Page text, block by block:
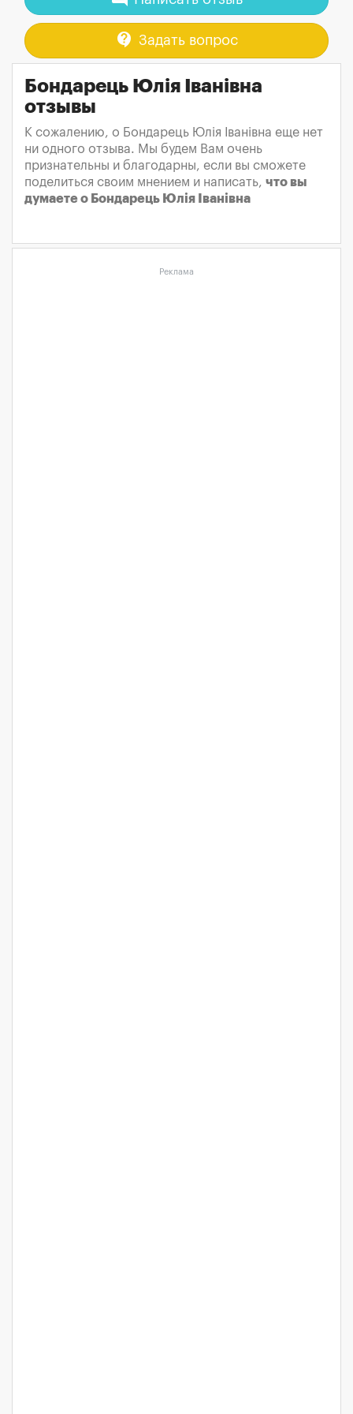
contact_support Задать вопрос
Бондарець Юлія Іванівна
отзывы
К сожалению, о Бондарець Юлія Іванівна еще нет
ни одного отзыва. Мы будем Вам очень
признательны и благодарны, если вы сможете
поделиться своим мнением и написать, что вы
думаете о Бондарець Юлія Іванівна
Реклама